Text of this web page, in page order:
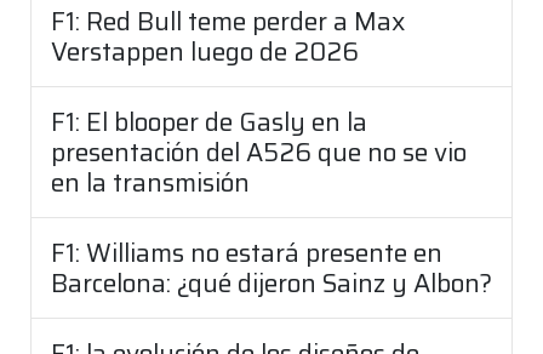
F1: Red Bull teme perder a Max
Verstappen luego de 2026
F1: El blooper de Gasly en la
presentación del A526 que no se vio
en la transmisión
F1: Williams no estará presente en
Barcelona: ¿qué dijeron Sainz y Albon?